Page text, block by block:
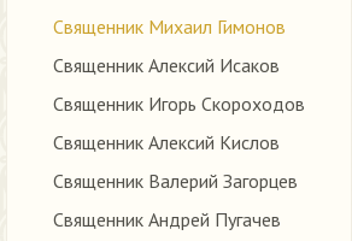
Священник Михаил Гимонов
Священник Алексий Исаков
Священник Игорь Скороходов
Священник Алексий Кислов
Священник Валерий Загорцев
Священник Андрей Пугачев